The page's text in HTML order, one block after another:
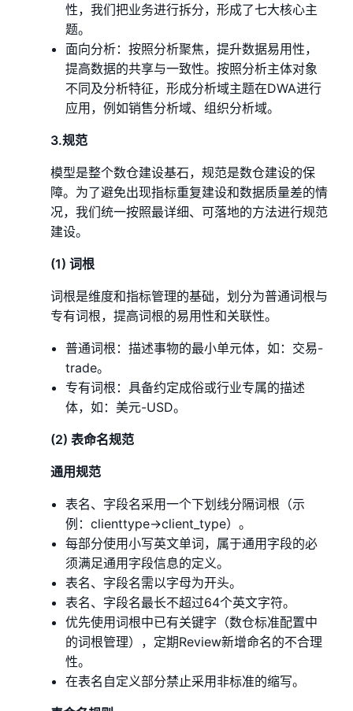
性，我们把业务进行拆分，形成了七大核心主
题。
面向分析：按照分析聚焦，提升数据易用性，
提高数据的共享与一致性。按照分析主体对象
不同及分析特征，形成分析域主题在DWA进行
应用，例如销售分析域、组织分析域。
3.规范
模型是整个数仓建设基石，规范是数仓建设的保
障。为了避免出现指标重复建设和数据质量差的情
况，我们统一按照最详细、可落地的方法进行规范
建设。
(1) 词根
词根是维度和指标管理的基础，划分为普通词根与
专有词根，提高词根的易用性和关联性。
普通词根：描述事物的最小单元体，如：交易-
trade。
专有词根：具备约定成俗或行业专属的描述
体，如：美元-USD。
(2) 表命名规范
通用规范
表名、字段名采用一个下划线分隔词根（示
例：clienttype->client_type）。
每部分使用小写英文单词，属于通用字段的必
须满足通用字段信息的定义。
表名、字段名需以字母为开头。
表名、字段名最长不超过64个英文字符。
优先使用词根中已有关键字（数仓标准配置中
的词根管理），定期Review新增命名的不合理
性。
在表名自定义部分禁止采用非标准的缩写。